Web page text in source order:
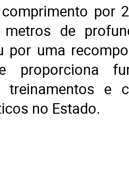
por
de
por uma
proporciona
e
no Estado.